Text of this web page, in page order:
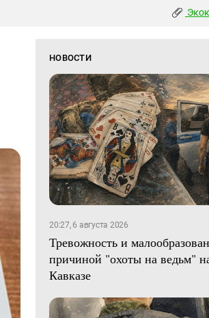
НОВОСТИ
20:27, 6 августа 2026
Тревожность и
причиной "охоты на ведьм"
Кавказе